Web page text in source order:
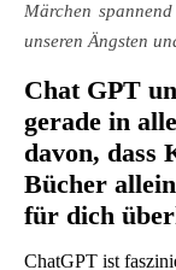
Märchen
unseren Ängsten
Chat GPT
gerade in
davon, dass
Bücher
für dich
ChatGPT ist